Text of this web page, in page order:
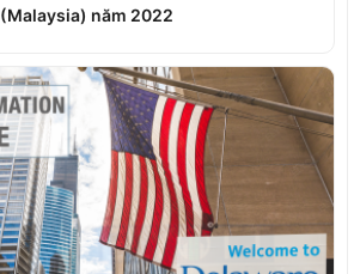
(Malaysia) năm 2022